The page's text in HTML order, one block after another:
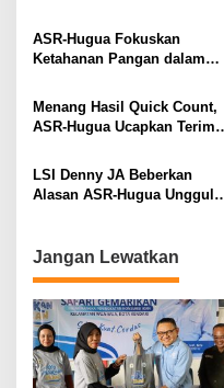
p
o
s
Berkelanjutan
ASR-Hugua Fokuskan
Ketahanan Pangan dalam
Sultra 213 Ribu Hektare
Menang Hasil Quick Count,
ASR-Hugua Ucapkan Terima
LSI Denny JA Beberkan
Alasan ASR-Hugua Unggul
Jangan Lewatkan